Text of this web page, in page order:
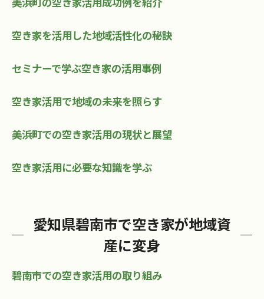
空き家を活用した地域活性化の秘訣
セミナーで学ぶ空き家の活用事例
空き家活用で地域の未来を照らす
美浜町での空き家活用の現状と展望
空き家活用に必要な知識を学ぶ
愛知県碧南市で空き家が地域資
産に変身
碧南市での空き家活用の取り組み